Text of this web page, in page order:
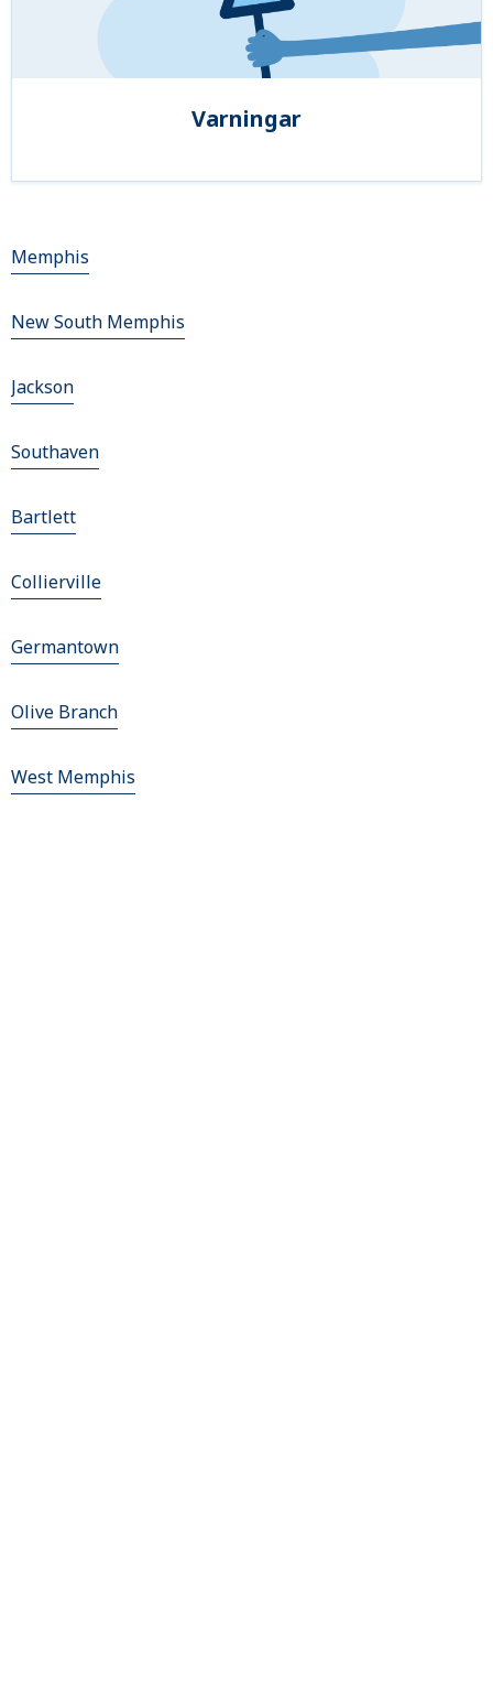
Varningar
Memphis
New South Memphis
Jackson
Southaven
Bartlett
Collierville
Germantown
Olive Branch
West Memphis